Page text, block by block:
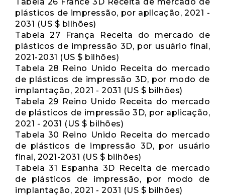
plásticos de impressão, por aplicação, 2021 -
2031 (US $ bilhões)
Tabela 27 França Receita do mercado de
plásticos de impressão 3D, por usuário final,
2021-2031 (US $ bilhões)
Tabela 28 Reino Unido Receita do mercado
de plásticos de impressão 3D, por modo de
implantação, 2021 - 2031 (US $ bilhões)
Tabela 29 Reino Unido Receita do mercado
de plásticos de impressão 3D, por aplicação,
2021 - 2031 (US $ bilhões)
Tabela 30 Reino Unido Receita do mercado
de plásticos de impressão 3D, por usuário
final, 2021-2031 (US $ bilhões)
Tabela 31 Espanha 3D Receita de mercado
de plásticos de impressão, por modo de
implantação, 2021 - 2031 (US $ bilhões)